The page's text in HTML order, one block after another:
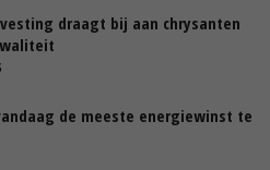
draagt bij aan chrysanten
de meeste energiewinst te